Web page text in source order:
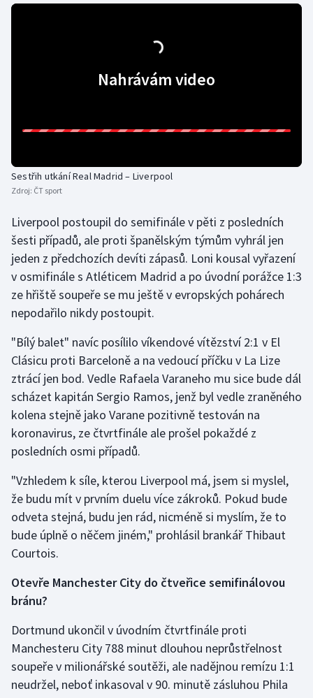
Parasport
Plážový volejbal
Ragby
Rychlobruslení
Rychlostní kanoistika
Sportovní střelba
Stolní tenis
Triatlon
Vodní slalom
Volejbal
Nahrávám video
Sestřih utkání Real Madrid – Liverpool
Zdroj: ČT sport
Liverpool postoupil do semifinále v pěti z posledních
šesti případů, ale proti španělským týmům vyhrál jen
jeden z předchozích devíti zápasů. Loni kousal vyřazení
v osmifinále s Atléticem Madrid a po úvodní porážce 1:3
ze hřiště soupeře se mu ještě v evropských pohárech
nepodařilo nikdy postoupit.
"Bílý balet" navíc posílilo víkendové vítězství 2:1 v El
Clásicu proti Barceloně a na vedoucí příčku v La Lize
ztrácí jen bod. Vedle Rafaela Varaneho mu sice bude dál
scházet kapitán Sergio Ramos, jenž byl vedle zraněného
kolena stejně jako Varane pozitivně testován na
koronavirus, ze čtvrtfinále ale prošel pokaždé z
posledních osmi případů.
"Vzhledem k síle, kterou Liverpool má, jsem si myslel,
že budu mít v prvním duelu více zákroků. Pokud bude
odveta stejná, budu jen rád, nicméně si myslím, že to
bude úplně o něčem jiném," prohlásil brankář Thibaut
Courtois.
Otevře Manchester City do čtveřice semifinálovou
bránu?
Dortmund ukončil v úvodním čtvrtfinále proti
Manchesteru City 788 minut dlouhou neprůstřelnost
soupeře v milionářské soutěži, ale nadějnou remízu 1:1
neudržel, neboť inkasoval v 90. minutě zásluhou Phila